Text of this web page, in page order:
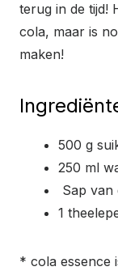
terug in de tijd!
cola, maar is
maken!
500 g
250 ml
Sap van
1
* cola essence